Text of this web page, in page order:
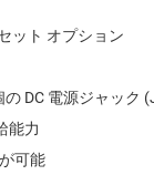
ット オプション
DC 電源ジャック
能力
可能